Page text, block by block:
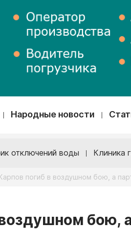
Народные новости
отключений воды Клиника
погиб в воздушном бою, а
бою,